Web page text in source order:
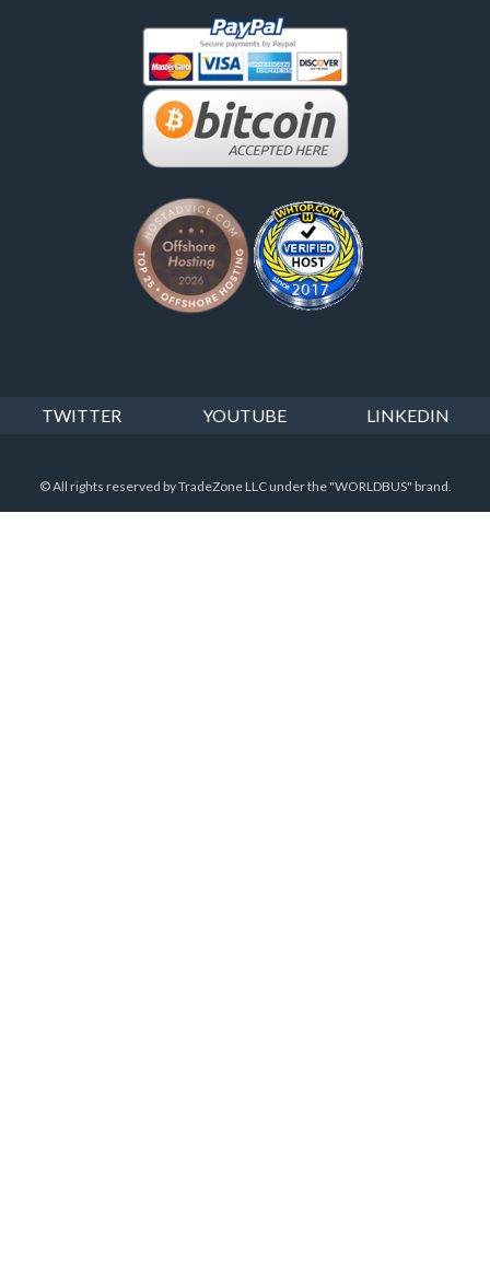
TWITTER YOUTUBE LINKEDIN
© All rights reserved by TradeZone LLC under the "WORLDBUS" brand.